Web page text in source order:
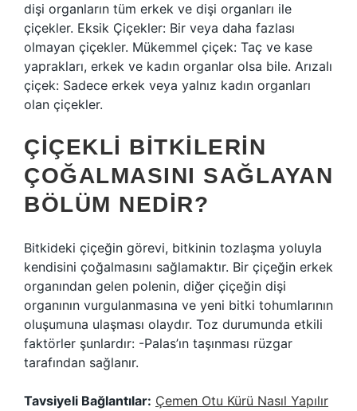
dişi organların tüm erkek ve dişi organları ile
çiçekler. Eksik Çiçekler: Bir veya daha fazlası
olmayan çiçekler. Mükemmel çiçek: Taç ve kase
yaprakları, erkek ve kadın organlar olsa bile. Arızalı
çiçek: Sadece erkek veya yalnız kadın organları
olan çiçekler.
ÇIÇEKLI BITKILERIN
ÇOĞALMASINI SAĞLAYAN
BÖLÜM NEDIR?
Bitkideki çiçeğin görevi, bitkinin tozlaşma yoluyla
kendisini çoğalmasını sağlamaktır. Bir çiçeğin erkek
organından gelen polenin, diğer çiçeğin dişi
organının vurgulanmasına ve yeni bitki tohumlarının
oluşumuna ulaşması olaydır. Toz durumunda etkili
faktörler şunlardır: -Palas’ın taşınması rüzgar
tarafından sağlanır.
Tavsiyeli Bağlantılar: Çemen Otu Kürü Nasıl Yapılır